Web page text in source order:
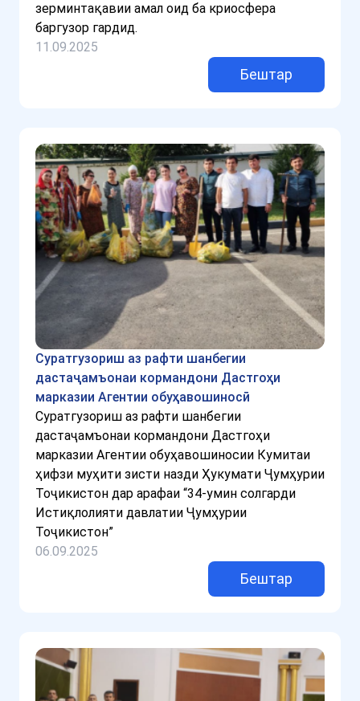
зерминтақавии амал оид ба криосфера
баргузор гардид.
11.09.2025
Бештар
Суратгузориш аз рафти шанбегии
дастаҷамъонаи кормандони Дастгоҳи
марказии Агентии обуҳавошиносӣ
Суратгузориш аз рафти шанбегии
дастаҷамъонаи кормандони Дастгоҳи
марказии Агентии обуҳавошиносии Кумитаи
ҳифзи муҳити зисти назди Ҳукумати Ҷумҳурии
Тоҷикистон дар арафаи “34-умин солгарди
Истиқлолияти давлатии Ҷумҳурии
Тоҷикистон”
06.09.2025
Бештар